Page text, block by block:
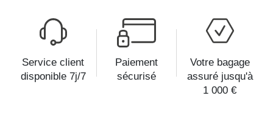
Service client
disponible 7j/7
Paiement
sécurisé
Votre bagage
assuré jusqu'à
1 000 €